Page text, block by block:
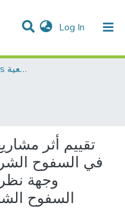
Log In (current)
Dissertations & Theses الرسائل الجامعية
تقييم أثر
في السفوح
وجهة
السفوح